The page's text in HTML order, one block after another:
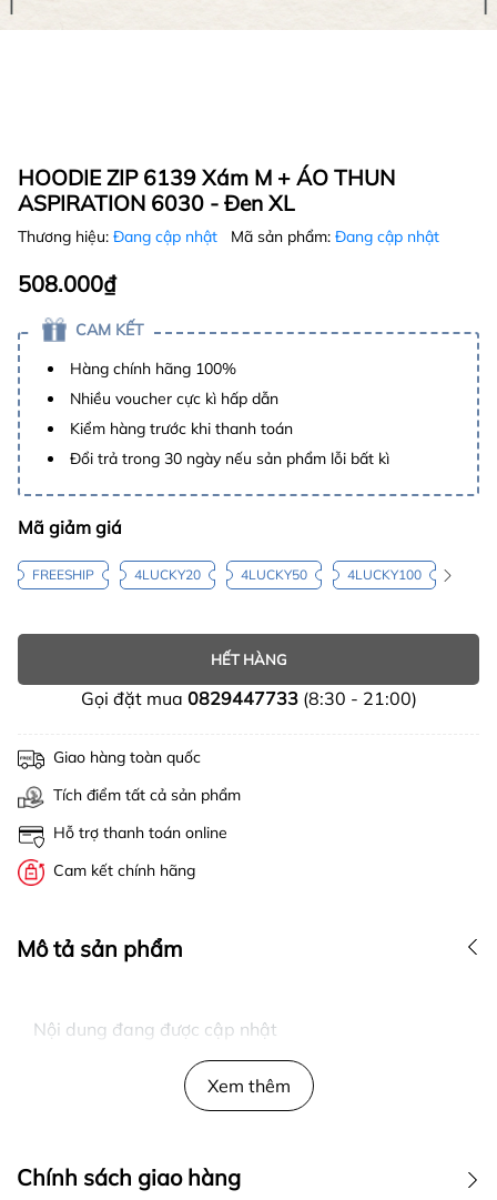
HOODIE ZIP 6139 Xám M + ÁO THUN
ASPIRATION 6030 - Đen XL
Thương hiệu: Đang cập nhật Mã sản phẩm: Đang cập nhật
508.000₫
CAM KẾT
Hàng chính hãng 100%
Nhiều voucher cực kì hấp dẫn
Kiểm hàng trước khi thanh toán
Đổi trả trong 30 ngày nếu sản phẩm lỗi bất kì
Mã giảm giá
FREESHIP 4LUCKY20 4LUCKY50 4LUCKY100
HẾT HÀNG
Gọi đặt mua 0829447733(8:30 - 21:00)
Giao hàng toàn quốc
Tích điểm tất cả sản phẩm
Hỗ trợ thanh toán online
Cam kết chính hãng
Mô tả sản phẩm
Nội dung đang được cập nhật
Xem thêm
Chính sách giao hàng